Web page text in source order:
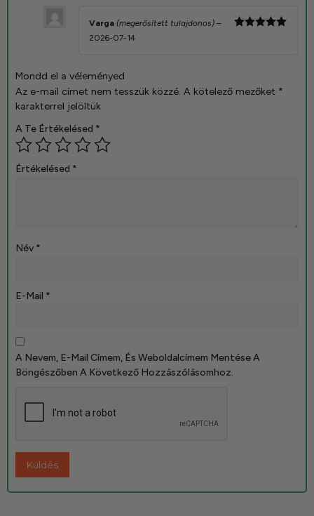
Varga (megerősített tulajdonos) –
2026-07-14
Mondd el a véleményed
Az e-mail címet nem tesszük közzé. A kötelező mezőket *
karakterrel jelöltük
A Te Értékelésed *
Értékelésed *
Név *
E-Mail *
A Nevem, E-Mail Címem, És Weboldalcímem Mentése A
Böngészőben A Következő Hozzászólásomhoz.